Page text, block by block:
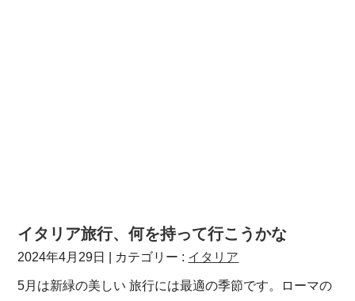
イタリア旅行、何を持って行こうかな
2024年4月29日 | カテゴリー : イタリア
5月は新緑の美しい 旅行には最適の季節です。ローマの